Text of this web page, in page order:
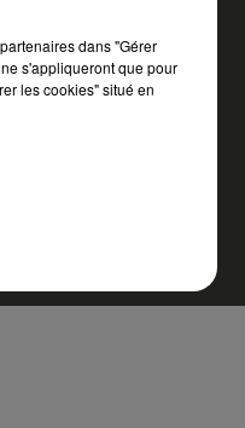
dans "Gérer
s'appliqueront que pour
les cookies" situé en